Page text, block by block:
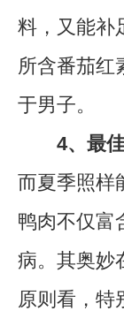
料，又能补
所含番茄红
于男子。
4、最
而夏季照样
鸭肉不仅富
病。其奥妙
原则看，特